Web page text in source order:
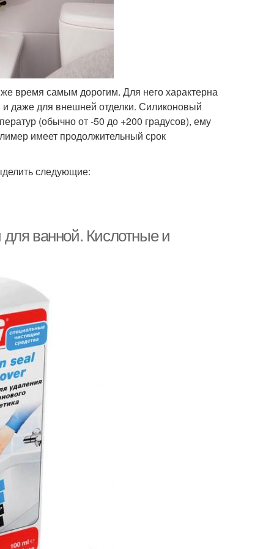
время самым дорогим. Для него характерна
даже для внешней отделки. Силиконовый
(обычно от -50 до +200 градусов), ему
имеет продолжительный срок
следующие:
ванной. Кислотные и